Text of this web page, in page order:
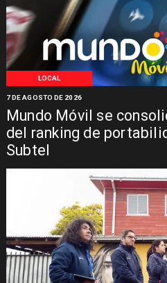
LOCAL
Mundo Móvil se
del ranking de
Subtel
7 DE AGOSTO DE 2026